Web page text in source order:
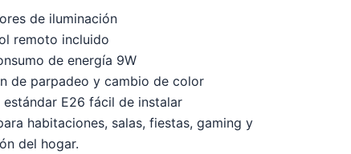
de iluminación
remoto incluido
de energía 9W
de parpadeo y cambio de color
estándar E26 fácil de instalar
habitaciones, salas, fiestas, gaming y
del hogar.